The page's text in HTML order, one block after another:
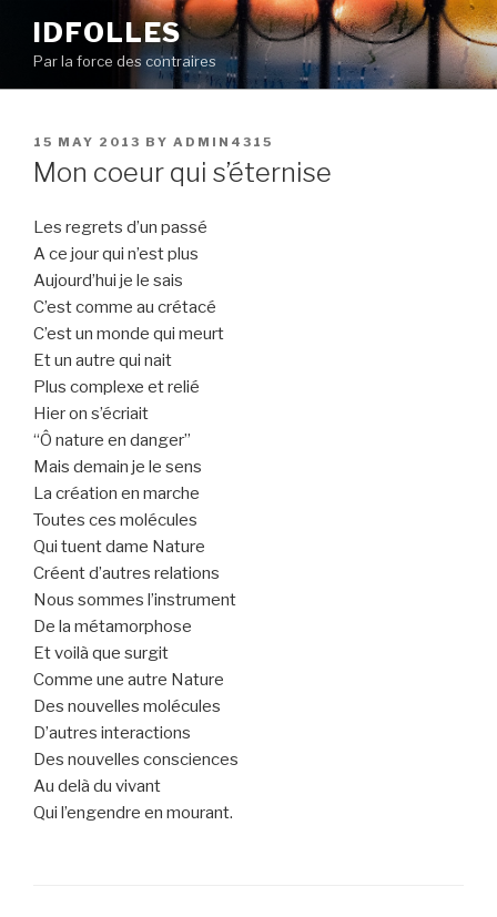
content
IDFOLLES
Par la force des contraires
POSTED
ON
15 MAY 2013 BY ADMIN4315
Mon coeur qui s’éternise
Les regrets d’un passé
A ce jour qui n’est plus
Aujourd’hui je le sais
C’est comme au crétacé
C’est un monde qui meurt
Et un autre qui nait
Plus complexe et relié
Hier on s’écriait
“Ô nature en danger”
Mais demain je le sens
La création en marche
Toutes ces molécules
Qui tuent dame Nature
Créent d’autres relations
Nous sommes l’instrument
De la métamorphose
Et voilà que surgit
Comme une autre Nature
Des nouvelles molécules
D’autres interactions
Des nouvelles consciences
Au delà du vivant
Qui l’engendre en mourant.